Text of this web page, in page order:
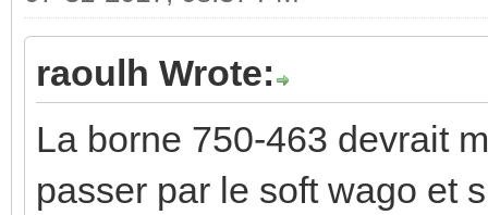
raoulh Wrote:
La borne 750-463 devrait
passer par le soft wago et